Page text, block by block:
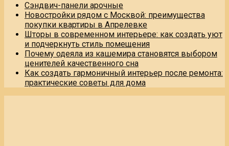
Сэндвич-панели арочные
Новостройки рядом с Москвой: преимущества
покупки квартиры в Апрелевке
Шторы в современном интерьере: как создать уют
и подчеркнуть стиль помещения
Почему одеяла из кашемира становятся выбором
ценителей качественного сна
Как создать гармоничный интерьер после ремонта:
практические советы для дома